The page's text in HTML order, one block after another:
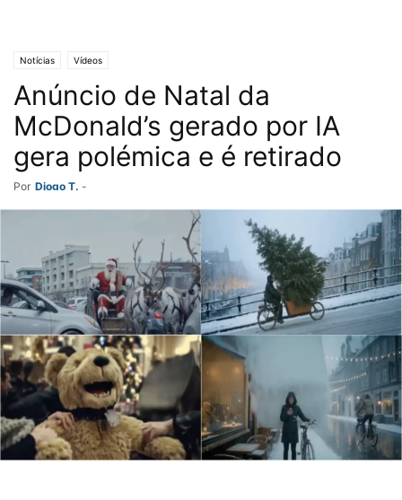
Notícias Vídeos
Anúncio de Natal da
McDonald’s gerado por IA
gera polémica e é retirado
Por Diogo T. -